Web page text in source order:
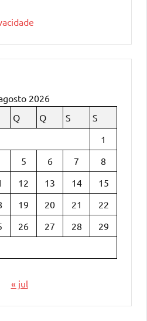
2026
Q Q S
S
1
5 6 7
8
12 13 14
15
19 20 21
22
26 27 28
29
« jul